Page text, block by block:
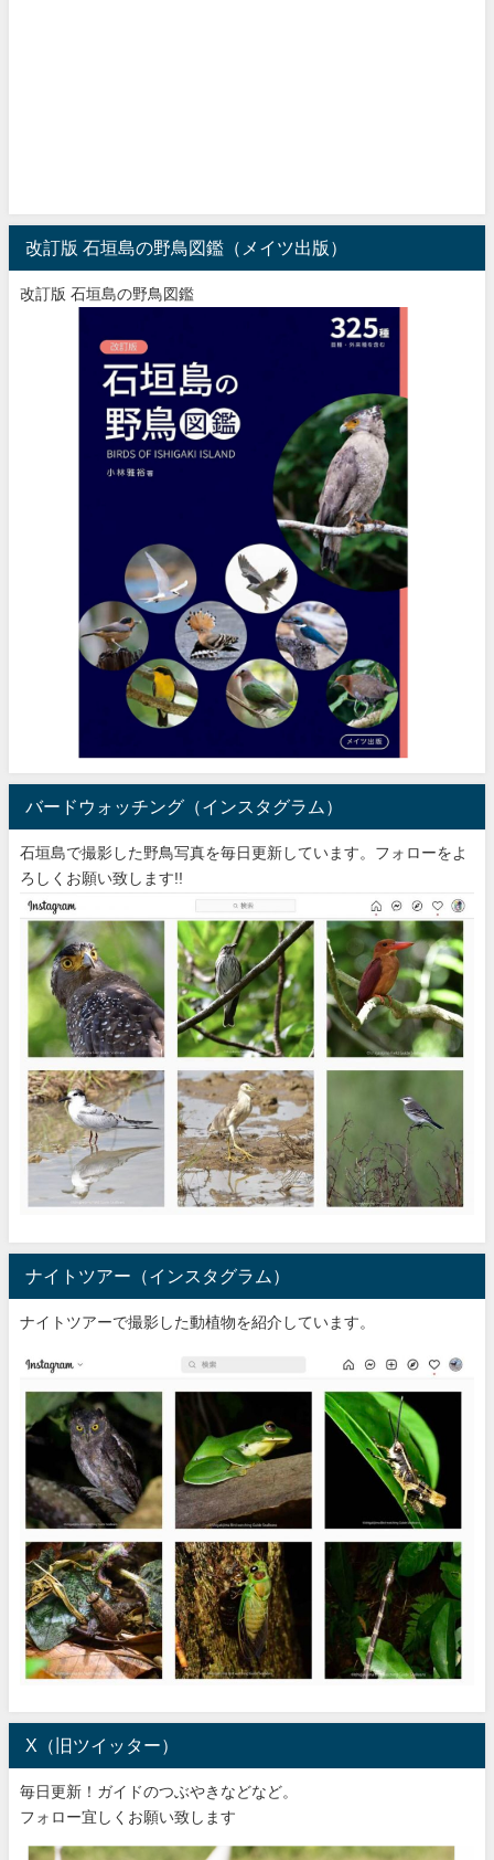
改訂版 石垣島の野鳥図鑑（メイツ出版）
改訂版 石垣島の野鳥図鑑
バードウォッチング（インスタグラム）
石垣島で撮影した野鳥写真を毎日更新しています。フォローをよ
ろしくお願い致します!!
ナイトツアー（インスタグラム）
ナイトツアーで撮影した動植物を紹介しています。
X（旧ツイッター）
毎日更新！ガイドのつぶやきなどなど。
フォロー宜しくお願い致します